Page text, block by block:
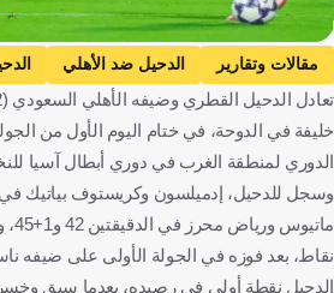
مقالات وتقارير الدحيل ضد الأهلي
دوري أبطال آسيا النخبة
المملكة العربية
خليفة في الدوحة، في ختام اليوم الأول من
الدوري لمنطقة الغرب في دوري أبطال آسيا
الدحيل نقطة أولى في رصيده، بعدما سبق وخسر